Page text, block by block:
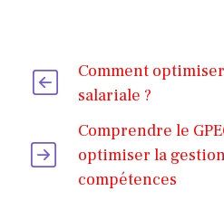
Comment
salariale ?
Comprendre le
optimiser la
compétences